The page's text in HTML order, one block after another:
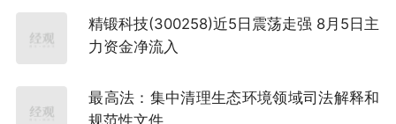
精锻科技(300258)近5日震荡走强 8月5日主
力资金净流入
最高法：集中清理生态环境领域司法解释和
规范性文件